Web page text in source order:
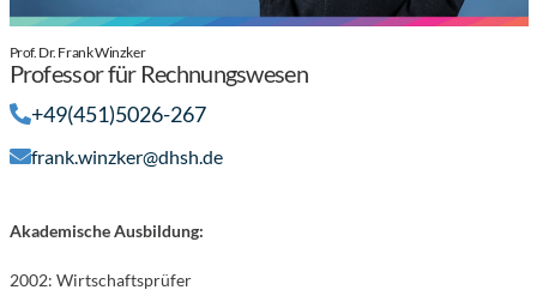
Prof. Dr. Frank Winzker
Professor für Rechnungswesen
+49(451)5026-267
frank.winzker@dhsh.de
Akademische Ausbildung:
2002: Wirtschaftsprüfer